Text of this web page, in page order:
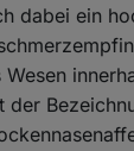
dabei ein
Wesen
der